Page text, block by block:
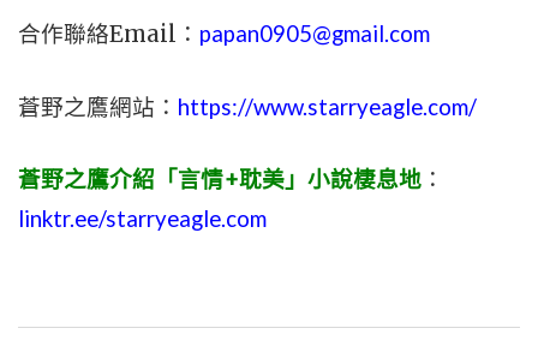
合作聯絡Email： papan0905@gmail.com
蒼野之鷹網站： https://www.starryeagle.com/
蒼野之鷹介紹「言情+耽美」小說棲息地 ：
linktr.ee/starryeagle.com